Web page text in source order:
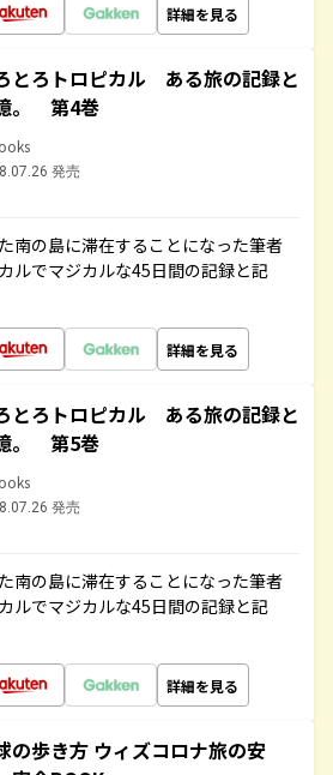
詳細を見る
とろトロピカル ある旅の記録と
。 第4巻
発売
南の島に滞在することになった筆者
ルでマジカルな45日間の記録と記
詳細を見る
とろトロピカル ある旅の記録と
。 第5巻
発売
南の島に滞在することになった筆者
ルでマジカルな45日間の記録と記
詳細を見る
の歩き方 ウィズコロナ旅の安